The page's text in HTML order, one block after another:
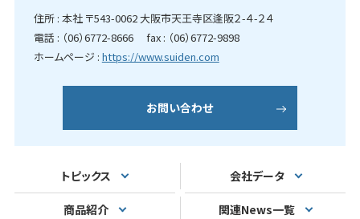
住所 : 本社 〒543-0062 大阪市天王寺区逢阪２-４-２４
電話 : （06）6772-8666 fax : （06）6772-9898
ホームページ : https://www.suiden.com
お問い合わせ
トピックス 会社データ
商品紹介 関連News一覧